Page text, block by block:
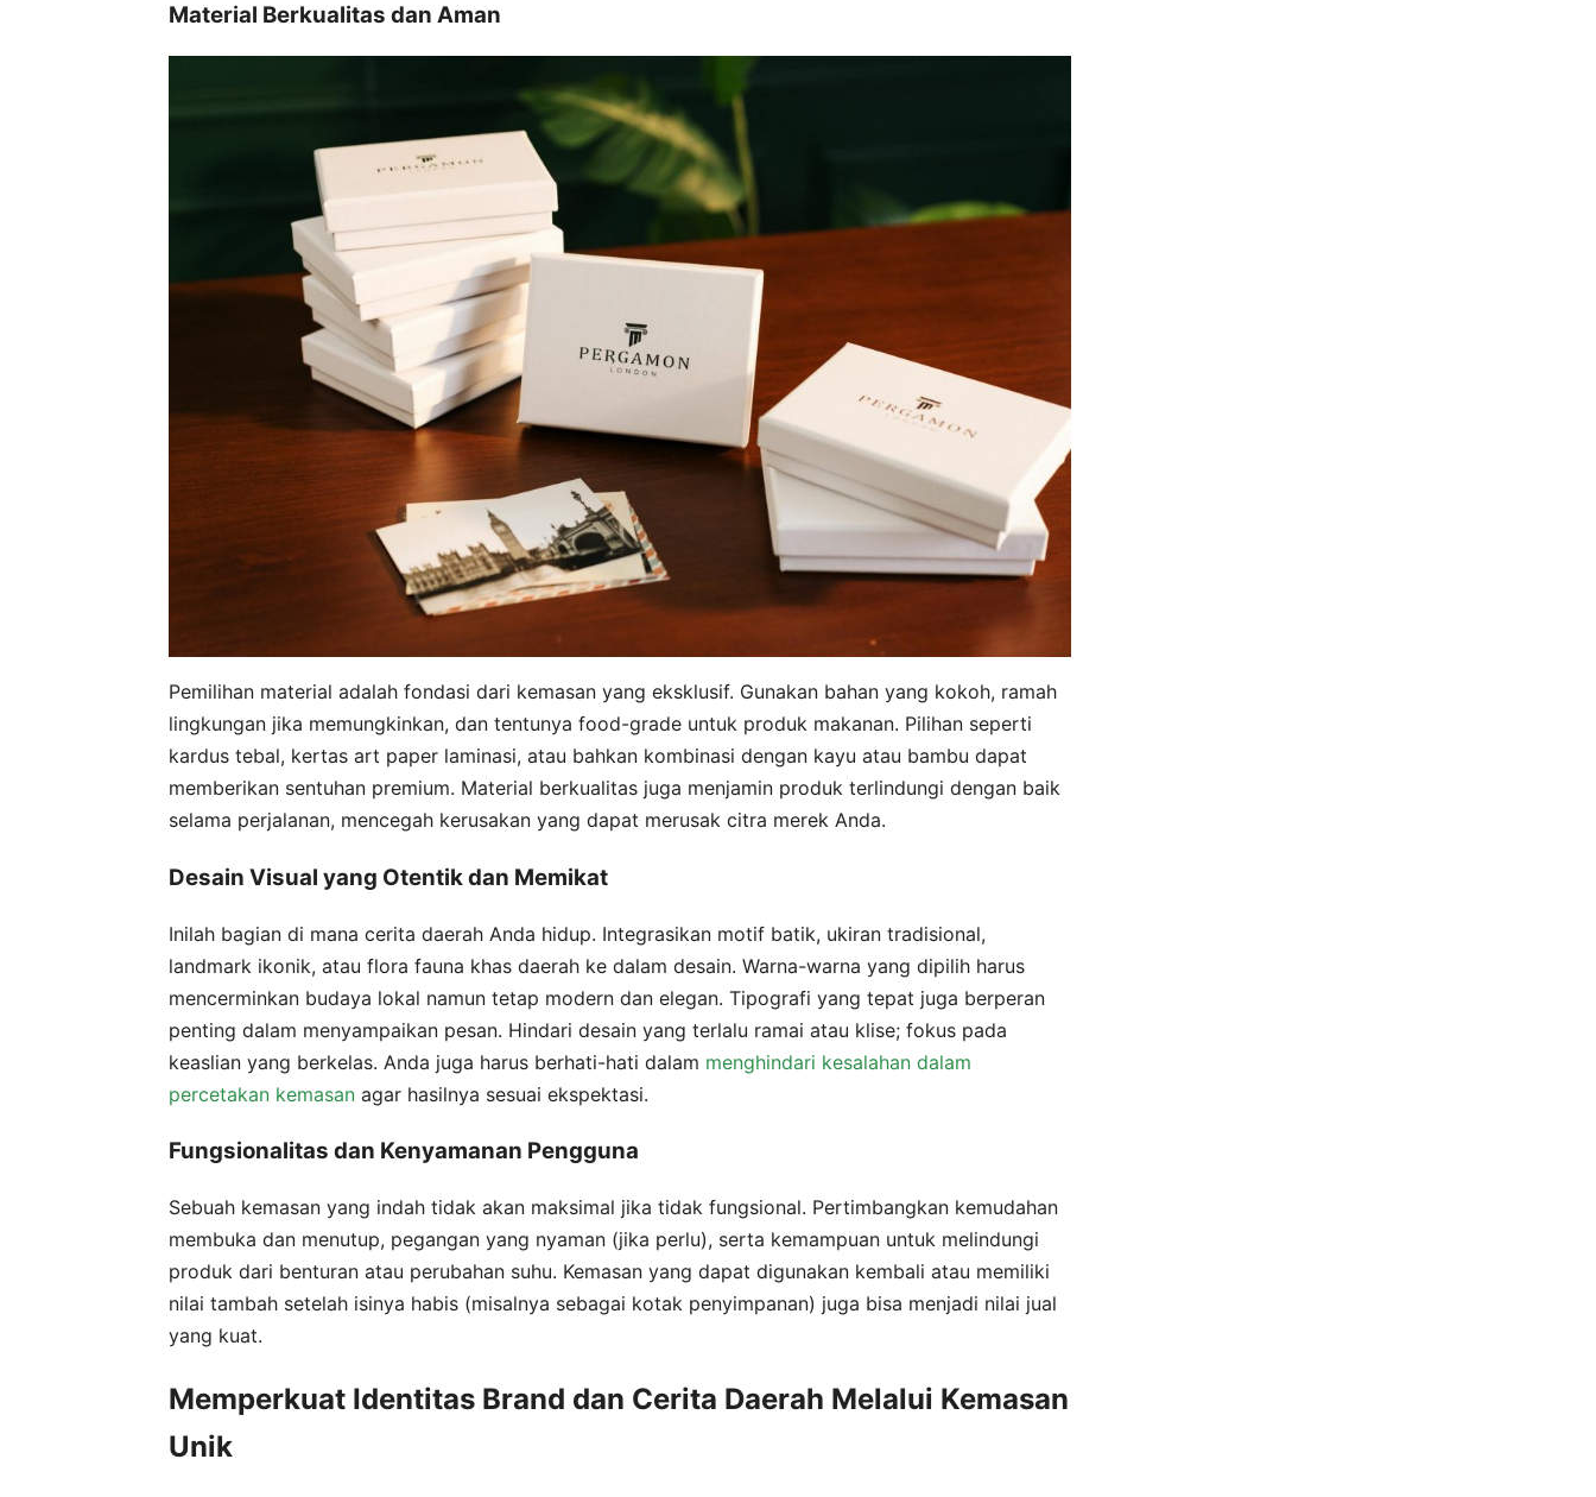
Material Berkualitas dan Aman
Pemilihan material adalah fondasi dari kemasan yang eksklusif. Gunakan bahan yang kokoh, ramah
lingkungan jika memungkinkan, dan tentunya food-grade untuk produk makanan. Pilihan seperti
kardus tebal, kertas art paper laminasi, atau bahkan kombinasi dengan kayu atau bambu dapat
memberikan sentuhan premium. Material berkualitas juga menjamin produk terlindungi dengan baik
selama perjalanan, mencegah kerusakan yang dapat merusak citra merek Anda.
Desain Visual yang Otentik dan Memikat
Inilah bagian di mana cerita daerah Anda hidup. Integrasikan motif batik, ukiran tradisional,
landmark ikonik, atau flora fauna khas daerah ke dalam desain. Warna-warna yang dipilih harus
mencerminkan budaya lokal namun tetap modern dan elegan. Tipografi yang tepat juga berperan
penting dalam menyampaikan pesan. Hindari desain yang terlalu ramai atau klise; fokus pada
keaslian yang berkelas. Anda juga harus berhati-hati dalam menghindari kesalahan dalam
percetakan kemasan agar hasilnya sesuai ekspektasi.
Fungsionalitas dan Kenyamanan Pengguna
Sebuah kemasan yang indah tidak akan maksimal jika tidak fungsional. Pertimbangkan kemudahan
membuka dan menutup, pegangan yang nyaman (jika perlu), serta kemampuan untuk melindungi
produk dari benturan atau perubahan suhu. Kemasan yang dapat digunakan kembali atau memiliki
nilai tambah setelah isinya habis (misalnya sebagai kotak penyimpanan) juga bisa menjadi nilai jual
yang kuat.
Memperkuat Identitas Brand dan Cerita Daerah Melalui Kemasan
Unik